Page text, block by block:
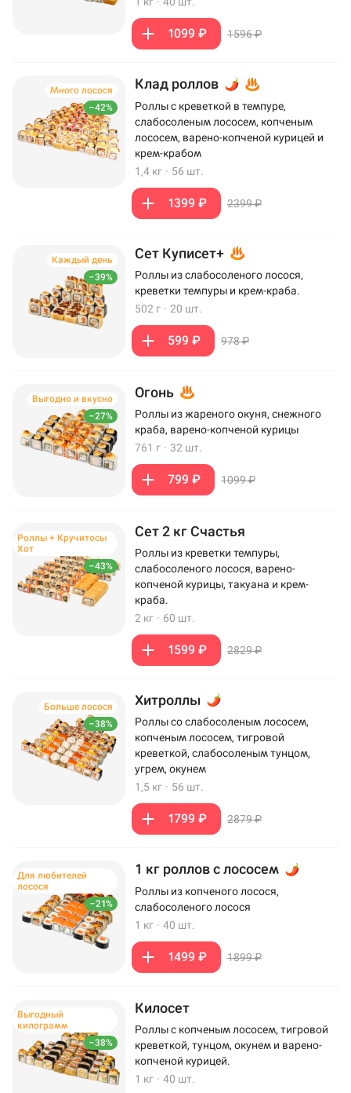
1099 ₽ 1596 ₽
–42%
Много лосося Клад роллов
Роллы с креветкой в темпуре,
слабосоленым лососем, копченым
лососем, варено-копченой курицей и
крем-крабом
1,4 кг · 56 шт.
1399 ₽ 2399 ₽
–39%
Каждый день Сет Куписет+
Роллы из слабосоленого лосося,
креветки темпуры и крем-краба.
502 г · 20 шт.
599 ₽ 978 ₽
–27%
Выгодно и вкусно Огонь
Роллы из жареного окуня, снежного
краба, варено-копченой курицы
761 г · 32 шт.
799 ₽ 1099 ₽
–43%
Роллы + Кручитосы
Хот
Сет 2 кг Счастья
Роллы из креветки темпуры,
слабосоленого лосося, варено-
копченой курицы, такуана и крем-
краба.
2 кг · 60 шт.
1599 ₽ 2829 ₽
–38%
Больше лосося Хитроллы
Роллы со слабосоленым лососем,
копченым лососем, тигровой
креветкой, слабосоленым тунцом,
угрем, окунем
1,5 кг · 56 шт.
1799 ₽ 2879 ₽
–21%
Для любителей
лосося
1 кг роллов с лососем
Роллы из копченого лосося,
слабосоленого лосося
1 кг · 40 шт.
1499 ₽ 1899 ₽
–38%
Выгодный
килограмм
Килосет
Роллы с копченым лососем, тигровой
креветкой, тунцом, окунем и варено-
копченой курицей.
1 кг · 40 шт.